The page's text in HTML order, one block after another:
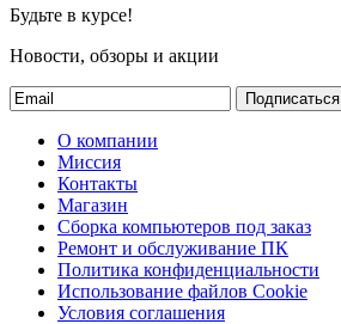
Будьте в курсе!
Новости, обзоры и акции
Подписаться
О компании
Миссия
Контакты
Магазин
Сборка компьютеров под заказ
Ремонт и обслуживание ПК
Политика конфиденциальности
Использование файлов Cookie
Условия соглашения